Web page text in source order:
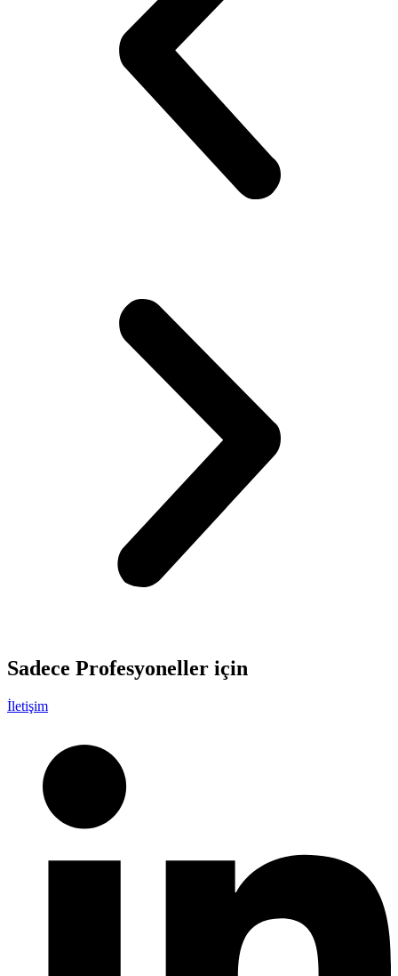
Sadece Profesyoneller için
İletişim